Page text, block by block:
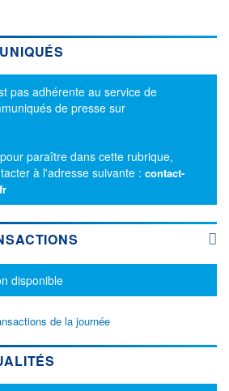
pas adhérente au service de
de presse sur
paraître dans cette rubrique,
à l'adresse suivante : contact-
disponible
de la journée